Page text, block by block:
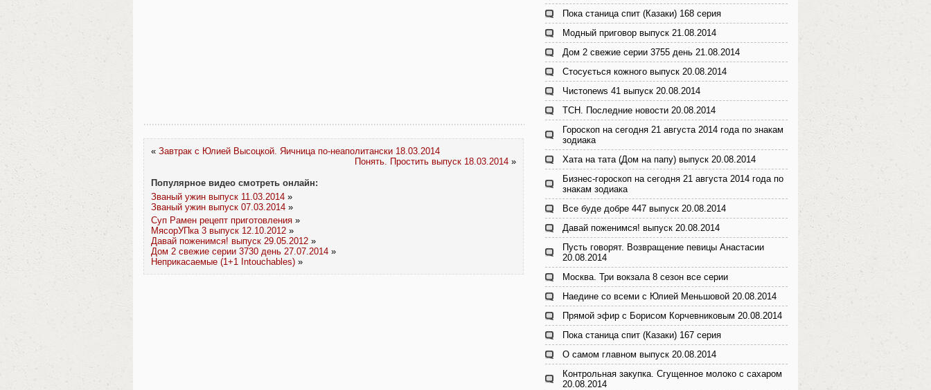
« Завтрак с Юлией Высоцкой. Яичница по-неаполитански 18.03.2014
Понять. Простить выпуск 18.03.2014 »
Популярное видео смотреть онлайн:
Званый ужин выпуск 11.03.2014 »
Званый ужин выпуск 07.03.2014 »
Суп Рамен рецепт приготовления »
МясорУПка 3 выпуск 12.10.2012 »
Давай поженимся! выпуск 29.05.2012 »
Дом 2 свежие серии 3730 день 27.07.2014 »
Неприкасаемые (1+1 Intouchables) »
Пока станица спит (Казаки) 168 серия
Модный приговор выпуск 21.08.2014
Дом 2 свежие серии 3755 день 21.08.2014
Стосується кожного выпуск 20.08.2014
Чистоnews 41 выпуск 20.08.2014
ТСН. Последние новости 20.08.2014
Гороскоп на сегодня 21 августа 2014 года по знакам
зодиака
Хата на тата (Дом на папу) выпуск 20.08.2014
Бизнес-гороскоп на сегодня 21 августа 2014 года по
знакам зодиака
Все буде добре 447 выпуск 20.08.2014
Давай поженимся! выпуск 20.08.2014
Пусть говорят. Возвращение певицы Анастасии
20.08.2014
Москва. Три вокзала 8 сезон все серии
Наедине со всеми с Юлией Меньшовой 20.08.2014
Прямой эфир с Борисом Корчевниковым 20.08.2014
Пока станица спит (Казаки) 167 серия
О самом главном выпуск 20.08.2014
Контрольная закупка. Сгущенное молоко с сахаром
20.08.2014